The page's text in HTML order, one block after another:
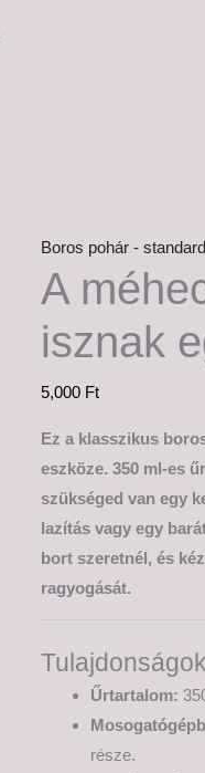
Boros pohár -
A
isznak
5,000 Ft
Ez a klasszikus
eszköze. 350 ml-es
szükséged van egy
lazítás vagy egy
bort szeretnél, és
ragyogását.
Űrtartalom:
része.